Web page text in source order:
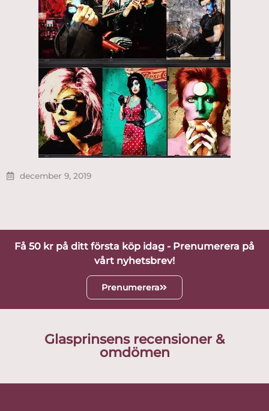
december 9, 2019
Få 50 kr på ditt första köp idag - Prenumerera på
vårt nyhetsbrev!
Prenumerera
Glasprinsens recensioner &
omdömen